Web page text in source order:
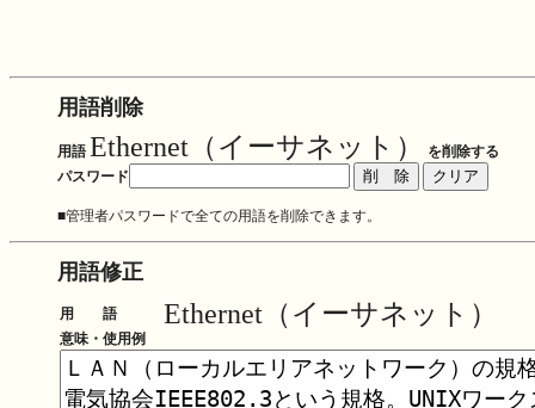
用語削除
用語 Ethernet（イーサネット）
を削除する
パスワード
■管理者パスワードで全ての用語を削除できます。
用語修正
用 語 Ethernet（イーサネット）
意味・使用例